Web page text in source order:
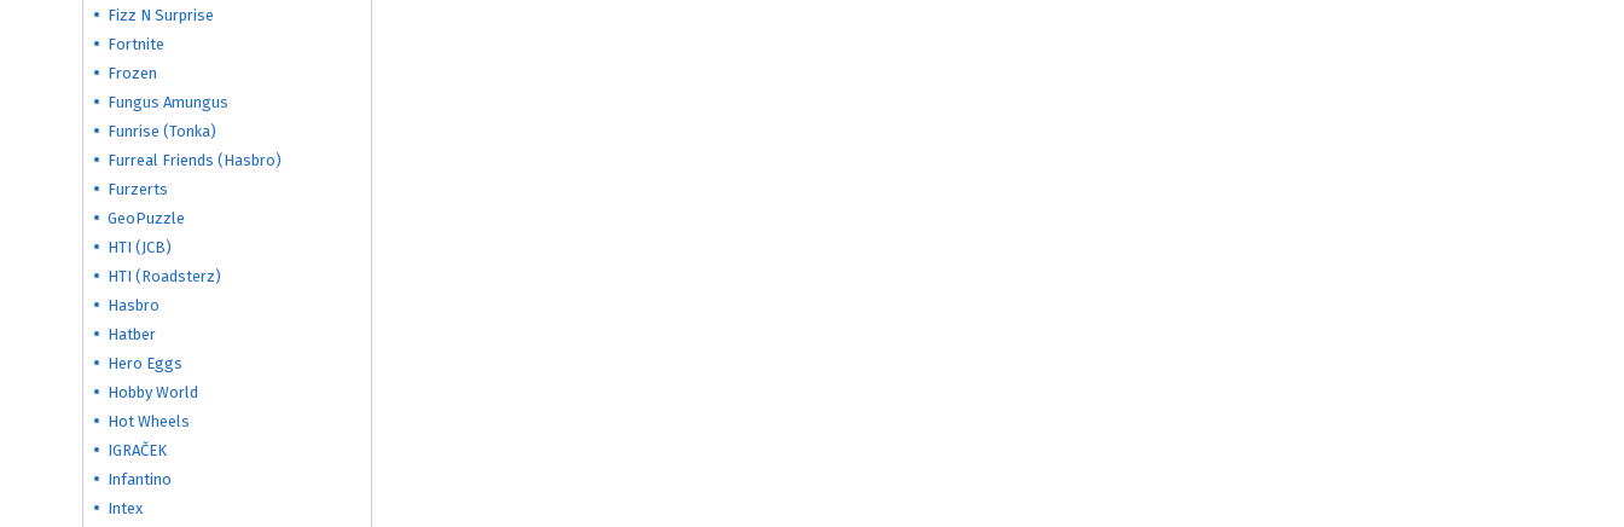
Fizz N Surprise
Fortnite
Frozen
Fungus Amungus
Funrise (Tonka)
Furreal Friends (Hasbro)
Furzerts
GeoPuzzle
HTI (JCB)
HTI (Roadsterz)
Hasbro
Hatber
Hero Eggs
Hobby World
Hot Wheels
IGRAČEK
Infantino
Intex